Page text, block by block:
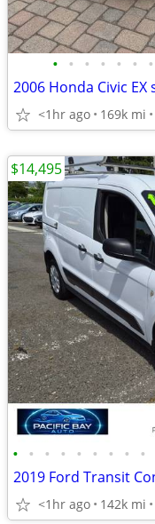
• • • • • • •
<1hr ago 169k mi
• • • • • • • • •
<1hr ago 142k mi
$14,495